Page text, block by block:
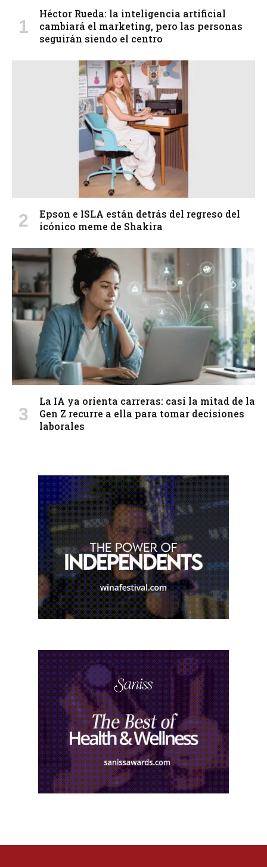
Héctor Rueda: la inteligencia artificial
cambiará el marketing, pero las personas
seguirán siendo el centro
Epson e ISLA están detrás del regreso del
icónico meme de Shakira
La IA ya orienta carreras: casi la mitad de la
Gen Z recurre a ella para tomar decisiones
laborales